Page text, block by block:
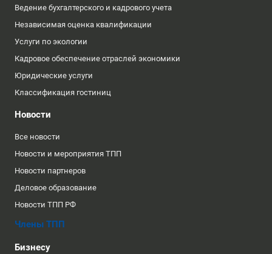
Ведение бухгалтерского и кадрового учета
Независимая оценка квалификации
Услуги по экологии
Кадровое обеспечение отраслей экономики
Юридические услуги
Классификация гостиниц
Новости
Все новости
Новости и мероприятия ТПП
Новости партнеров
Деловое образование
Новости ТПП РФ
Члены ТПП
Бизнесу